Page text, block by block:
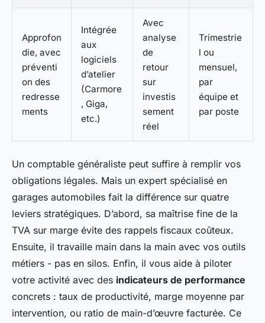
Approfon
die, avec
préventi
on des
redresse
ments
Intégrée
aux
logiciels
d’atelier
(Carmore
, Giga,
etc.)
Avec
analyse
de
retour
sur
investis
sement
réel
Trimestrie
l ou
mensuel,
par
équipe et
par poste
Un comptable généraliste peut suffire à remplir vos
obligations légales. Mais un expert spécialisé en
garages automobiles fait la différence sur quatre
leviers stratégiques. D’abord, sa maîtrise fine de la
TVA sur marge évite des rappels fiscaux coûteux.
Ensuite, il travaille main dans la main avec vos outils
métiers - pas en silos. Enfin, il vous aide à piloter
votre activité avec des indicateurs de performance
concrets : taux de productivité, marge moyenne par
intervention, ou ratio de main-d’œuvre facturée. Ce